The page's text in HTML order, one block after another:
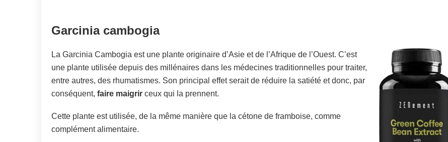
Garcinia cambogia
La Garcinia Cambogia est une plante originaire d’Asie et de l’Afrique de l’Ouest. C’est
une plante utilisée depuis des millénaires dans les médecines traditionnelles pour traiter,
entre autres, des rhumatismes. Son principal effet serait de réduire la satiété et donc, par
conséquent, faire maigrir ceux qui la prennent.
Cette plante est utilisée, de la même manière que la cétone de framboise, comme
complément alimentaire.